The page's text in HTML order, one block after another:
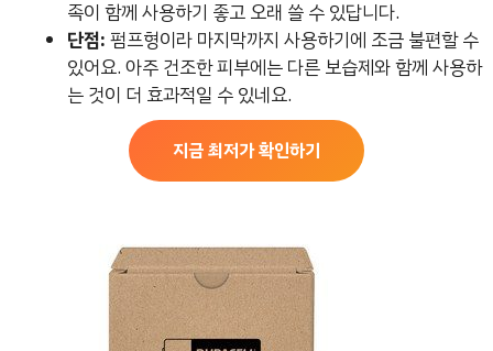
족이 함께 사용하기 좋고 오래 쓸 수 있답니다.
단점: 펌프형이라 마지막까지 사용하기에 조금 불편할 수
있어요. 아주 건조한 피부에는 다른 보습제와 함께 사용하
는 것이 더 효과적일 수 있네요.
지금 최저가 확인하기